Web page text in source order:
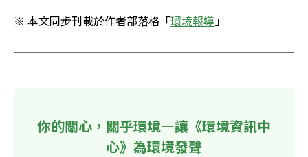
※ 本文同步刊載於作者部落格「環境報導 」
你的關心，關乎環境—讓《環境資訊中
心》為環境發聲